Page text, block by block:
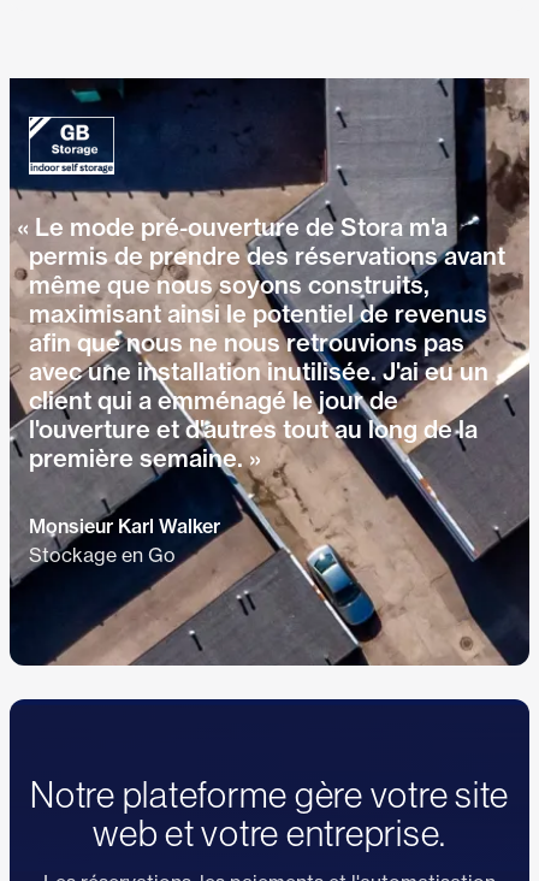
« Le mode pré-ouverture de Stora m'a
permis de prendre des réservations avant
même que nous soyons construits,
maximisant ainsi le potentiel de revenus
afin que nous ne nous retrouvions pas
avec une installation inutilisée. J'ai eu un
client qui a emménagé le jour de
l'ouverture et d'autres tout au long de la
première semaine. »
Monsieur Karl Walker
Stockage en Go
Notre plateforme gère votre site
web et votre entreprise.